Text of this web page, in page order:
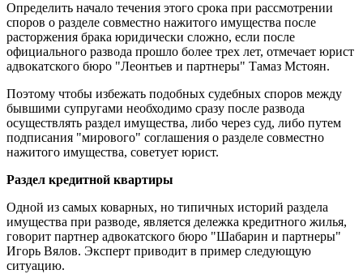
Определить начало течения этого срока при рассмотрении
споров о разделе совместно нажитого имущества после
расторжения брака юридически сложно, если после
официального развода прошло более трех лет, отмечает юрист
адвокатского бюро "Леонтьев и партнеры" Тамаз Мстоян.
Поэтому чтобы избежать подобных судебных споров между
бывшими супругами необходимо сразу после развода
осуществлять раздел имущества, либо через суд, либо путем
подписания "мирового" соглашения о разделе совместно
нажитого имущества, советует юрист.
Раздел кредитной квартиры
Одной из самых коварных, но типичных историй раздела
имущества при разводе, является дележка кредитного жилья,
говорит партнер адвокатского бюро "Шабарин и партнеры"
Игорь Вялов. Эксперт приводит в пример следующую
ситуацию.